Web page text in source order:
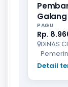
PAGU
Rp.
DINAS
Detail